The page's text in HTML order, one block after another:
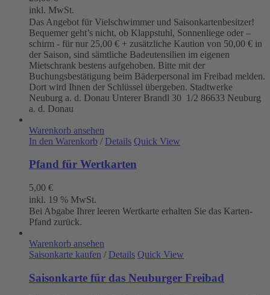
inkl. MwSt.
Das Angebot für Vielschwimmer und Saisonkartenbesitzer!
Bequemer geht’s nicht, ob Klappstuhl, Sonnenliege oder –
schirm - für nur 25,00 € + zusätzliche Kaution von 50,00 € in
der Saison, sind sämtliche Badeutensilien im eigenen
Mietschrank bestens aufgehoben. Bitte mit der
Buchungsbestätigung beim Bäderpersonal im Freibad melden.
Dort wird Ihnen der Schlüssel übergeben. Stadtwerke
Neuburg a. d. Donau Unterer Brandl 30 1/2 86633 Neuburg
a. d. Donau
Warenkorb ansehen
In den Warenkorb / Details Quick View
Pfand für Wertkarten
5,00 €
inkl. 19 % MwSt.
Bei Abgabe Ihrer leeren Wertkarte erhalten Sie das Karten-
Pfand zurück.
Warenkorb ansehen
Saisonkarte kaufen / Details Quick View
Saisonkarte für das Neuburger Freibad